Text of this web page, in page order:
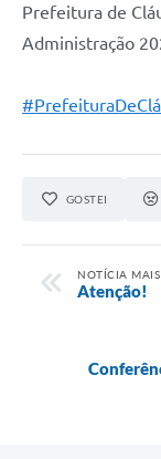
Prefeitura de
Administração
GOSTEI
NOTÍCIA MAIS
Atenção!